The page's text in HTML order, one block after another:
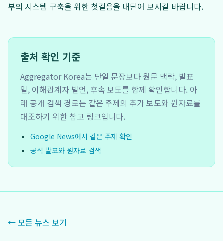
부의 시스템 구축을 위한 첫걸음을 내딛어 보시길 바랍니다.
출처 확인 기준
Aggregator Korea는 단일 문장보다 원문 맥락, 발표
일, 이해관계자 발언, 후속 보도를 함께 확인합니다. 아
래 공개 검색 경로는 같은 주제의 추가 보도와 원자료를
대조하기 위한 참고 링크입니다.
Google News에서 같은 주제 확인
공식 발표와 원자료 검색
← 모든 뉴스 보기